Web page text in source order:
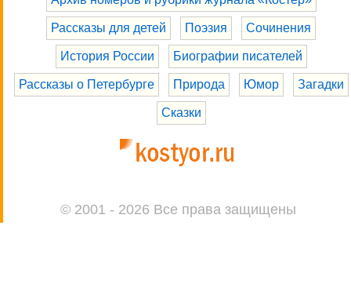
Рассказы для детей Поэзия Сочинения
История России Биографии писателей
Рассказы о Петербурге Природа Юмор Загадки
Сказки
© 2001 - 2026 Все права защищены